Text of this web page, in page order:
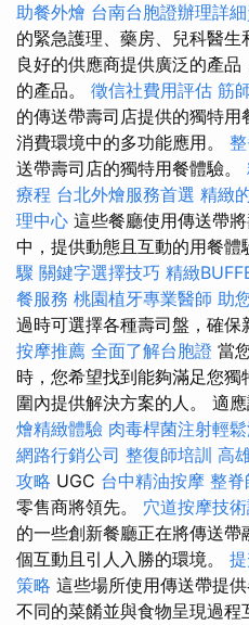
助餐外燴 台南台胞證辦理詳
的緊急護理、藥房、兒科醫
良好的供應商提供廣泛的產
的產品。 徵信社費用評估 筋
的傳送帶壽司店提供的獨特
消費環境中的多功能應用。
送帶壽司店的獨特用餐體驗。
療程 台北外燴服務首選 精緻
理中心 這些餐廳使用傳送帶
中，提供動態且互動的用餐體
驟 關鍵字選擇技巧 精緻
餐服務 桃園植牙專業醫師 助
過時可選擇各種壽司盤，確保
按摩推薦 全面了解台胞證 當
時，您希望找到能夠滿足您
圍內提供解決方案的人。 適
燴精緻體驗 肉毒桿菌注射輕
網路行銷公司 整復師培訓 高
攻略 UGC 台中精油按摩 整脊
零售商將領先。 穴道按摩技
的一些創新餐廳正在將傳送
個互動且引人入勝的環境。
策略 這些場所使用傳送帶提
不同的菜餚並與食物呈現過程